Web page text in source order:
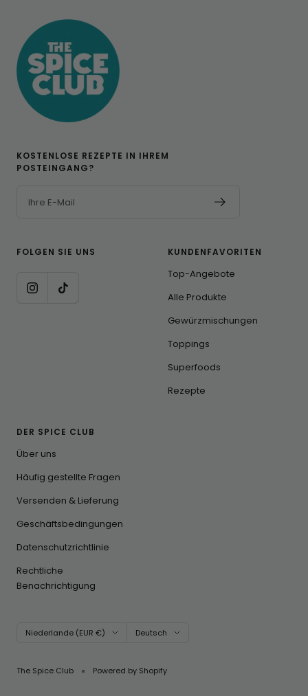
KOSTENLOSE REZEPTE IN IHREM
POSTEINGANG?
Ihre E-Mail
FOLGEN SIE UNS KUNDENFAVORITEN
Top-Angebote
Alle Produkte
Gewürzmischungen
Toppings
Superfoods
Rezepte
DER SPICE CLUB
Über uns
Häufig gestellte Fragen
Versenden & Lieferung
Geschäftsbedingungen
Datenschutzrichtlinie
Rechtliche
Benachrichtigung
Land/Region
Niederlande (EUR €) Sprache
Deutsch
The Spice Club Powered by Shopify